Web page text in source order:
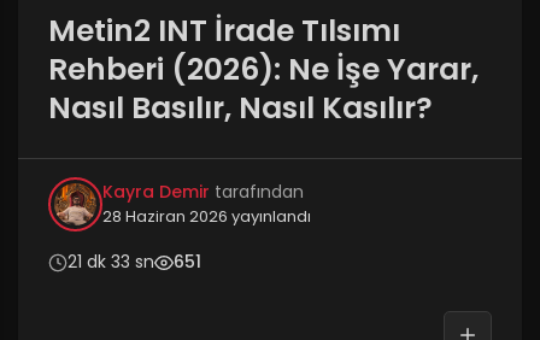
Metin2 INT İrade Tılsımı
Rehberi (2026): Ne İşe Yarar,
Nasıl Basılır, Nasıl Kasılır?
Kayra Demir tarafından
28 Haziran 2026 yayınlandı
21 dk 33 sn 651